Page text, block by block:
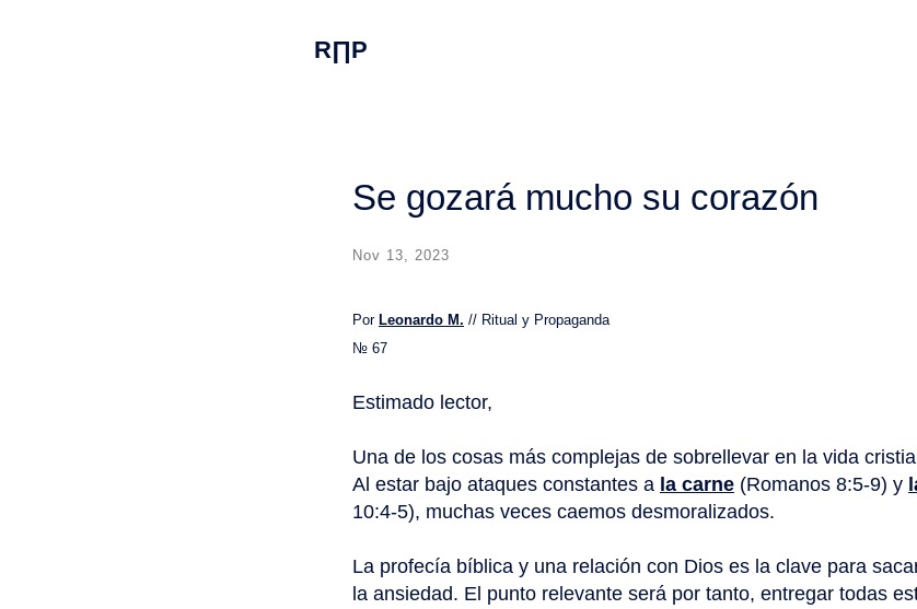
R∏P
Se gozará mucho su corazón
Nov 13, 2023
Por Leonardo M. // Ritual y Propaganda
№ 67
Estimado lector,
Una de los cosas más complejas de sobrellevar en la vida
Al estar bajo ataques constantes a la carne (Romanos 8:5-9) y
10:4-5), muchas veces caemos desmoralizados.
La profecía bíblica y una relación con Dios es la clave para
la ansiedad. El punto relevante será por tanto, entregar todas